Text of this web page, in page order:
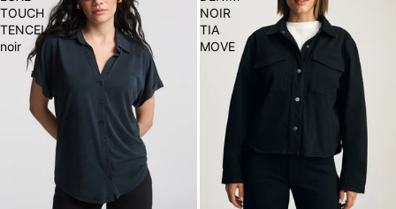
TOUCH
TENCEL™
noir
NOIR
TIA
MOVE